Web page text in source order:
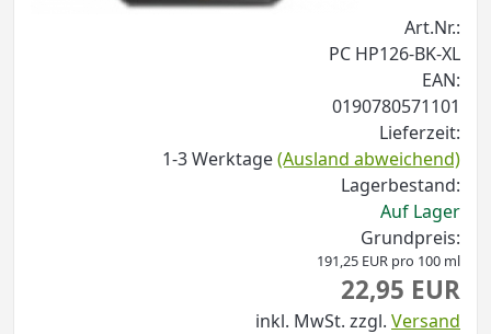
Art.Nr.:
PC HP126-BK-XL
EAN:
0190780571101
Lieferzeit:
1-3 Werktage(Ausland abweichend)
Lagerbestand:
Auf Lager
Grundpreis:
191,25 EUR pro 100 ml
22,95 EUR
inkl. MwSt. zzgl. Versand